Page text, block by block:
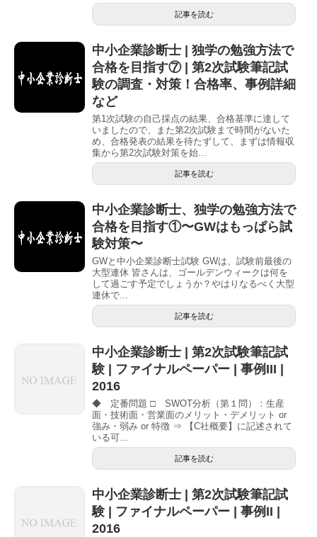
記事を読む
中小企業診断士 | 独学の勉強方法で
合格を目指す⑦ | 第2次試験筆記試
験の調査・対策！合格率、事例詳細
など
第1次試験の自己採点の結果、合格基準に達して
いましたので、また第2次試験まで時間がないた
め、合格発表の結果を待たずして、まずは情報収
集から第2次試験対策を始...
記事を読む
中小企業診断士、独学の勉強方法で
合格を目指す①〜GWはもっぱら試
験対策〜
GWと中小企業診断士試験 GWは、試験前最後の
大型連休 皆さんは、ゴールデンウィークは何を
して過ごす予定でしょうか？やはりなるべく大型
連休で...
記事を読む
中小企業診断士 | 第2次試験筆記試
験 | ファイナルペーパー | 事例III |
2016
◆ 定番問題 □ SWOT分析（第１問）：生産
面・技術面・営業面のメリット・デメリット or
強み・弱み or 特徴 ⇒ 【C社概要】に記述されて
いる可...
記事を読む
中小企業診断士 | 第2次試験筆記試
験 | ファイナルペーパー | 事例II |
2016